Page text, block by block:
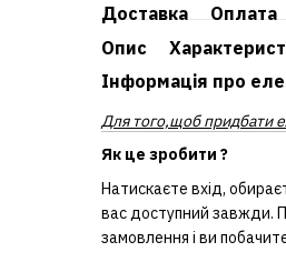
Доставка Оплата
Опис
Інформація про
Для того,щоб придбати
Як це зробити ?
Натискаєте вхід,
вас доступний завжди.
замовлення і ви